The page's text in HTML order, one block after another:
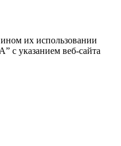
их использовании
с указанием веб-сайта